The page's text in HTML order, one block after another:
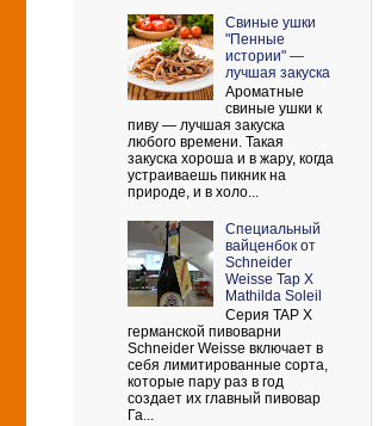
Свиные ушки
"Пенные
истории" —
лучшая закуска
Ароматные
свиные ушки к
пиву — лучшая закуска
любого времени. Такая
закуска хороша и в жару, когда
устраиваешь пикник на
природе, и в холо...
Cпециальный
вайценбок от
Schneider
Weisse Tap X
Mathilda Soleil
Серия TAP X
германской пивоварни
Schneider Weisse включает в
себя лимитированные сорта,
которые пару раз в год
создает их главный пивовар
Га...